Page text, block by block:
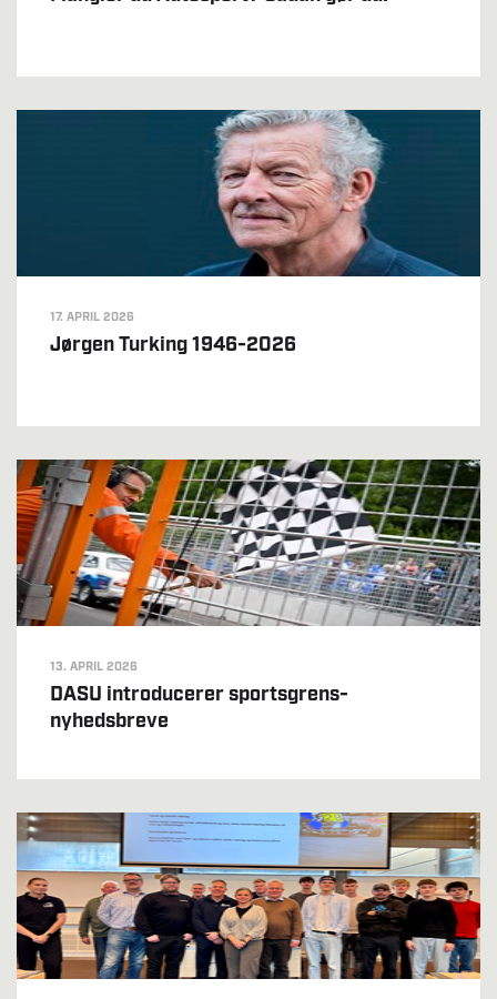
17. APRIL 2026
Jørgen Turking 1946-2026
13. APRIL 2026
DASU introducerer sportsgrens-
nyhedsbreve